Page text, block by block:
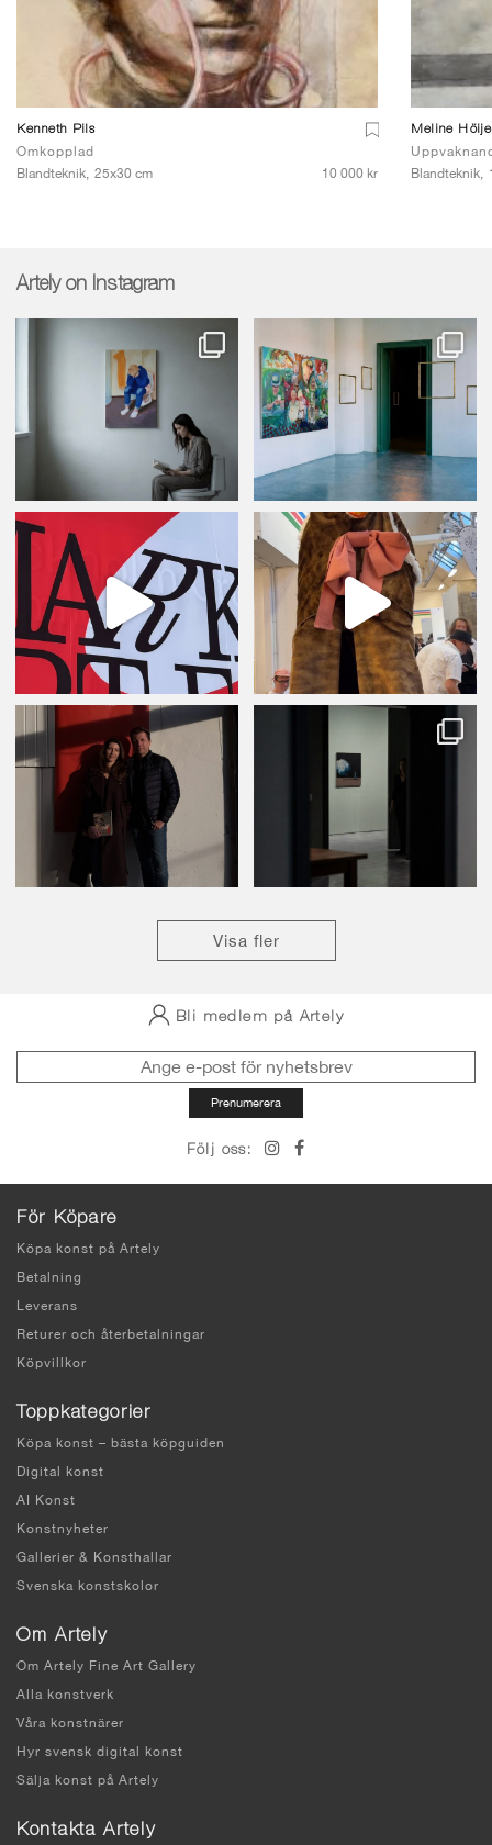
Kenneth Pils
Omkopplad
Blandteknik, 25x30 cm 10 000 kr
Meline
Blandteknik,
Artely on Instagram
Visa fler
Bli medlem på Artely
Följ oss:
För Köpare
Köpa konst på Artely
Betalning
Leverans
Returer och återbetalningar
Köpvillkor
Toppkategorier
Köpa konst – bästa köpguiden
Digital konst
AI Konst
Konstnyheter
Gallerier & Konsthallar
Svenska konstskolor
Om Artely
Om Artely Fine Art Gallery
Alla konstverk
Våra konstnärer
Hyr svensk digital konst
Sälja konst på Artely
Kontakta Artely